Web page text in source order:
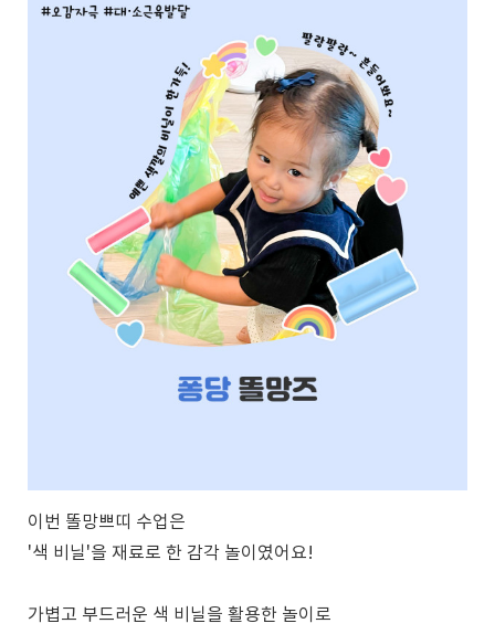
이번 똘망쁘띠 수업은
'색 비닐'을 재료로 한 감각 놀이였어요!
가볍고 부드러운 색 비닐을 활용한 놀이로